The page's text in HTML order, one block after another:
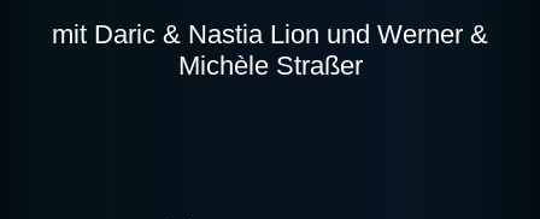
mit Daric & Nastia Lion und Werner &
Michèle Straßer